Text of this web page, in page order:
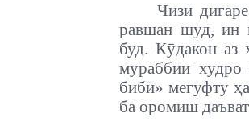
Чизи
равшан шуд, ин
буд.Кӯдакон аз
мураббии
бибӣ» мегуфту
ба оромиш